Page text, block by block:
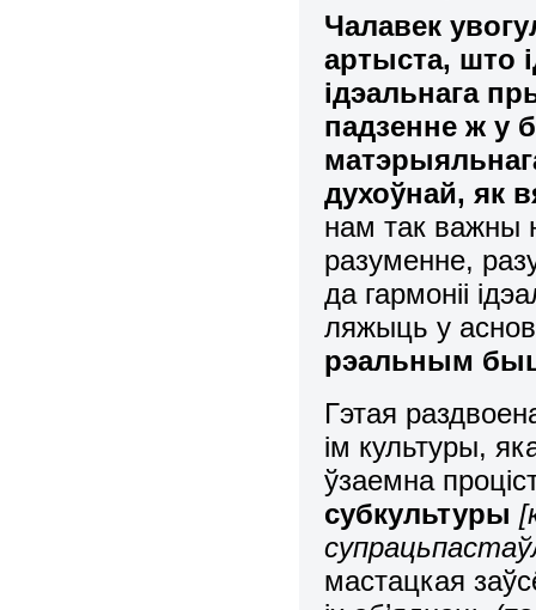
Чалавек
артыста, што
ідэальнага
падзенне ж у
духоўнай, як
нам так важны
разуменне,
да гармоніі
ляжыць у
рэальным
Гэтая
ім культуры,
ўзаемна
субкультуры
мастацкая